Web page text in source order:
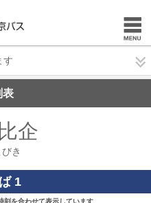
す
表
企
き
1
を合わせて表示しています